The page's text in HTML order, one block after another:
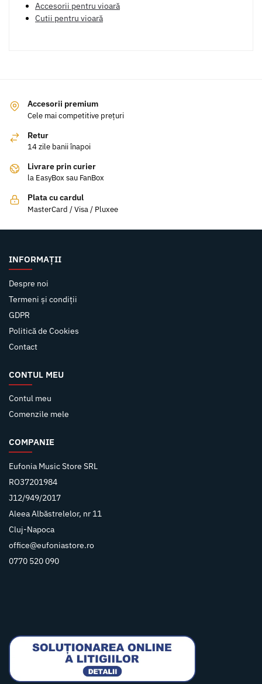
Accesorii pentru vioară
Cutii pentru vioară
Accesorii premium
Cele mai competitive prețuri
Retur
14 zile banii înapoi
Livrare prin curier
la EasyBox sau FanBox
Plata cu cardul
MasterCard / Visa / Pluxee
INFORMAȚII
Despre noi
Termeni și condiții
GDPR
Politică de Cookies
Contact
CONTUL MEU
Contul meu
Comenzile mele
COMPANIE
Eufonia Music Store SRL
RO37201984
J12/949/2017
Aleea Albăstrelelor, nr 11
Cluj-Napoca
office@eufoniastore.ro
0770 520 090